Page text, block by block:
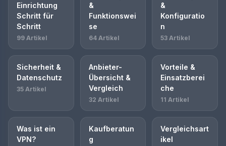
Einrichtung
Schritt für
Schritt
99 Artikel
&
Funktionswei
se
64 Artikel
&
Konfiguratio
n
53 Artikel
Sicherheit &
Datenschutz
35 Artikel
Anbieter-
Übersicht &
Vergleich
32 Artikel
Vorteile &
Einsatzberei
che
11 Artikel
Was ist ein
VPN?
Kaufberatun
g
Vergleichsart
ikel